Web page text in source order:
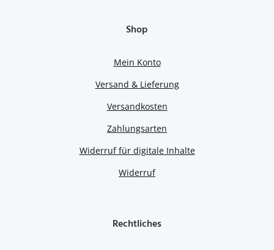
Shop
Mein Konto
Versand & Lieferung
Versandkosten
Zahlungsarten
Widerruf für digitale Inhalte
Widerruf
Rechtliches